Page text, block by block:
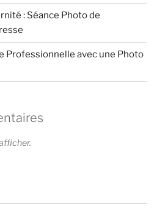
: Séance Photo de
Professionnelle avec une Photo